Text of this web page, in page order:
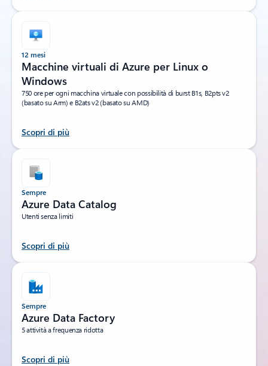
12 mesi
Macchine virtuali di Azure per Linux o
Windows
750 ore per ogni macchina virtuale con possibilità di burst B1s, B2pts v2
(basato su Arm) e B2ats v2 (basato su AMD)
Scopri di più
Sempre
Azure Data Catalog
Utenti senza limiti
Scopri di più
Sempre
Azure Data Factory
5 attività a frequenza ridotta
Scopri di più